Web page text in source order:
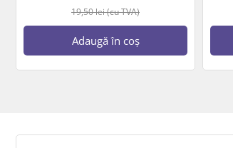
19,50lei(cu TVA)
Adaugă în coș